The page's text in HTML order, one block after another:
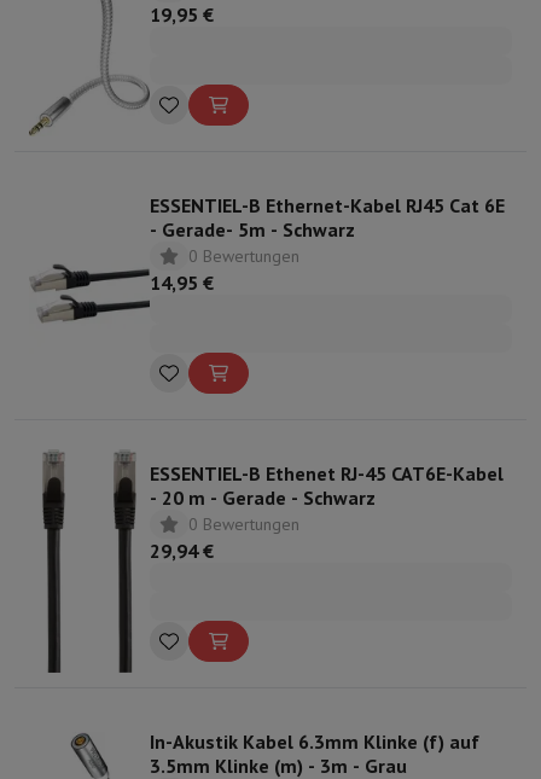
19,95 €
ESSENTIEL-B Ethernet-Kabel RJ45 Cat 6E
- Gerade- 5m - Schwarz
0 Bewertungen
14,95 €
ESSENTIEL-B Ethenet RJ-45 CAT6E-Kabel
- 20 m - Gerade - Schwarz
0 Bewertungen
29,94 €
In-Akustik Kabel 6.3mm Klinke (f) auf
3.5mm Klinke (m) - 3m - Grau